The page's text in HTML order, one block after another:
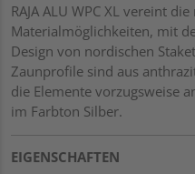
RAJA ALU WPC XL vereint
Materialmöglichkeiten, mit
Design von nordischen
Zaunprofile sind aus
die Elemente vorzugsweise
im Farbton Silber.
EIGENSCHAFTEN